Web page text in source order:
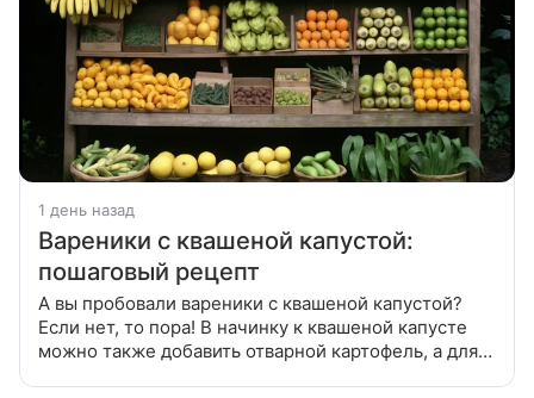
1 день назад
Вареники с квашеной капустой:
пошаговый рецепт
А вы пробовали вареники с квашеной капустой?
Если нет, то пора! В начинку к квашеной капусте
можно также добавить отварной картофель, а для